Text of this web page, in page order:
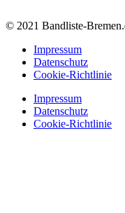
© 2021 Bandliste-
Impressum
Datenschutz
Cookie-Richtlinie
Impressum
Datenschutz
Cookie-Richtlinie